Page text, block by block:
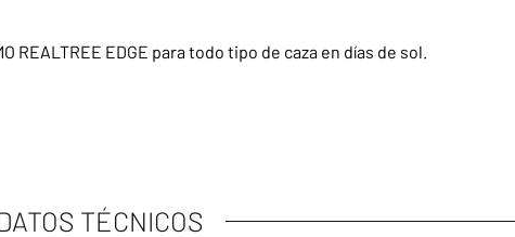
REALTREE EDGE para todo tipo de caza en días de sol.
TÉCNICOS